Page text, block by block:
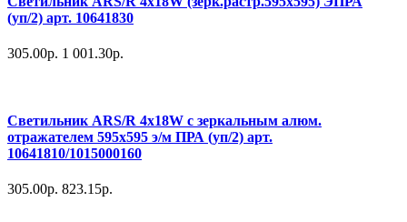
(уп/2) арт. 10641830
305.00р. 1 001.30р.
Светильник ARS/R 4х18W с зеркальным алюм.
отражателем 595х595 э/м ПРА (уп/2) арт.
10641810/1015000160
305.00р. 823.15р.